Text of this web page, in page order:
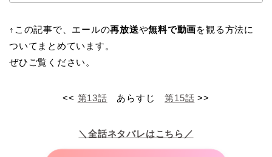
↑この記事で、エールの再放送や無料で動画を観る方法に
ついてまとめています。
ぜひご覧ください。
<< 第13話 あらすじ第15話 >>
＼全話ネタバレはこちら／